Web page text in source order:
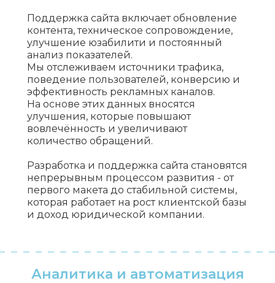
Поддержка сайта включает обновление
контента, техническое сопровождение,
улучшение юзабилити и постоянный
анализ показателей.
Мы отслеживаем источники трафика,
поведение пользователей, конверсию и
эффективность рекламных каналов.
На основе этих данных вносятся
улучшения, которые повышают
вовлечённость и увеличивают
количество обращений.
Разработка и поддержка сайта становятся
непрерывным процессом развития - от
первого макета до стабильной системы,
которая работает на рост клиентской базы
и доход юридической компании.
Аналитика и автоматизация